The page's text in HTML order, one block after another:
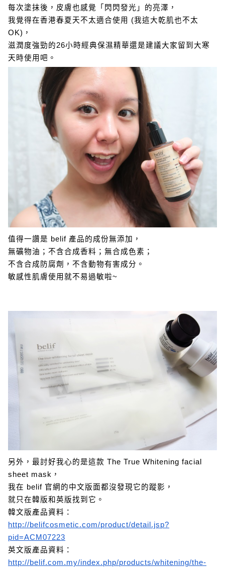
每次塗抹後，皮膚也感覺「閃閃發光」的亮澤，
我覺得在香港春夏天不太適合使用 (我這大乾肌也不太
OK)，
滋潤度強勁的26小時經典保濕精華還是建議大家留到大寒
天時使用吧。
值得一讚是 belif 產品的成份無添加，
無礦物油；不含合成香料；無合成色素；
不含合成防腐劑，不含動物有害成分。
敏感性肌膚使用就不易過敏啦~
另外，最討好我心的是這款 The True Whitening facial
sheet mask，
我在 belif 官網的中文版面都沒發現它的蹤影，
就只在韓版和英版找到它。
韓文版產品資料：
http://belifcosmetic.com/product/detail.jsp?
pid=ACM07223
英文版產品資料：
http://belif.com.my/index.php/products/whitening/the-